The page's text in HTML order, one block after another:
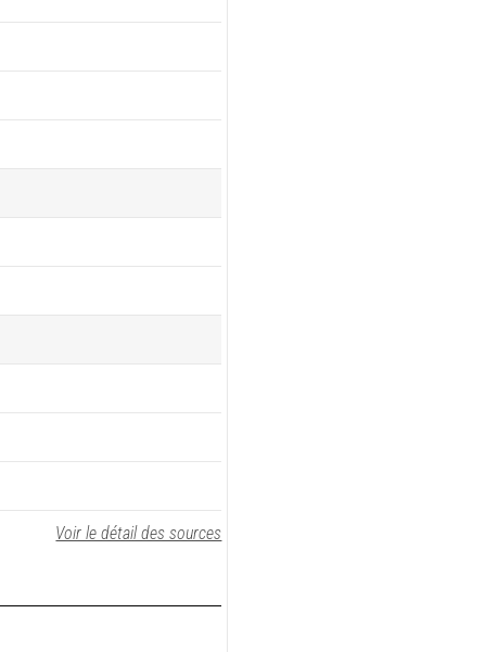
Voir le détail des sources